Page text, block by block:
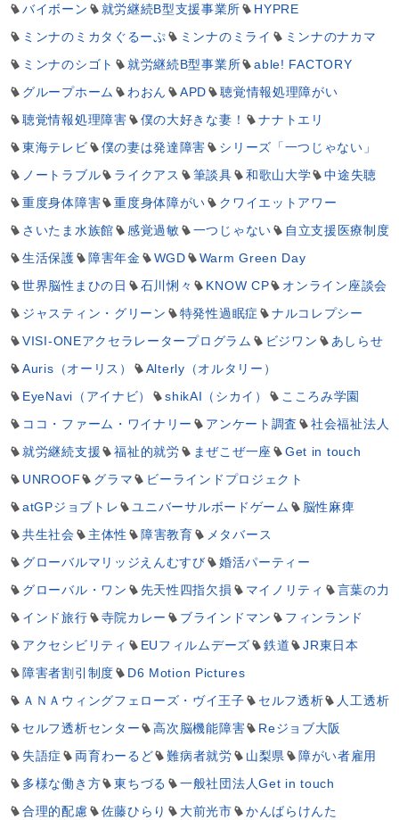
バイボーン 就労継続B型支援事業所
HYPRE
ミンナのミカタぐるーぷ
ミンナのミライ
ミンナのナカマ
ミンナのシゴト
就労継続B型事業所
able! FACTORY
グループホーム
わおん APD
聴覚情報処理障がい
聴覚情報処理障害
僕の大好きな妻！
ナナトエリ
東海テレビ
僕の妻は発達障害
シリーズ「一つじゃない」
ノートラブル
ライクアス 筆談具 和歌山大学
中途失聴
重度身体障害
重度身体障がい
クワイエットアワー
さいたま水族館
感覚過敏 一つじゃない
自立支援医療制度
生活保護
障害年金 WGD
Warm Green Day
世界脳性まひの日
石川悧々 KNOW CP
オンライン座談会
ジャスティン・グリーン
特発性過眠症
ナルコレプシー
VISI-ONEアクセラレータープログラム
ビジワン
あしらせ
Auris（オーリス）
Alterly（オルタリー）
EyeNavi（アイナビ）
shikAI（シカイ）
こころみ学園
ココ・ファーム・ワイナリー
アンケート調査
社会福祉法人
就労継続支援
福祉的就労 まぜこぜ一座
Get in touch
UNROOF
グラマ
ビーラインドプロジェクト
atGPジョブトレ
ユニバーサルボードゲーム
脳性麻痺
共生社会
主体性 障害教育
メタバース
グローバルマリッジえんむすび
婚活パーティー
グローバル・ワン
先天性四指欠損 マイノリティ
言葉の力
インド旅行
寺院カレー ブラインドマン
フィンランド
アクセシビリティ
EUフィルムデーズ 鉄道
JR東日本
障害者割引制度
D6 Motion Pictures
ＡＮＡウィングフェローズ・ヴイ王子
セルフ透析
人工透析
セルフ透析センター
高次脳機能障害
Reジョブ大阪
失語症
両育わーるど 難病者就労 山梨県
障がい者雇用
多様な働き方
東ちづる
一般社団法人Get in touch
合理的配慮
佐藤ひらり 大前光市
かんばらけんた